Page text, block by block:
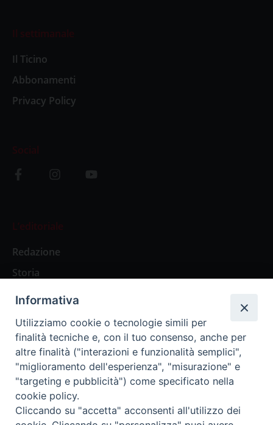
Il settimanale
Il Ticino
Abbonamenti
Privacy Policy
Social
L’editoriale
Redazione
Storia
Abbonamenti
Abbonamento Annuale Digitale
Abbonamento Annuale Cartaceo
Abbonamento Singola Copia Digitale
Informativa
Utilizziamo cookie o tecnologie simili per
finalità tecniche e, con il tuo consenso, anche per
altre finalità ("interazioni e funzionalità semplici",
"miglioramento dell'esperienza", "misurazione" e
"targeting e pubblicità") come specificato nella
cookie policy.
Cliccando su "accetta" acconsenti all'utilizzo dei